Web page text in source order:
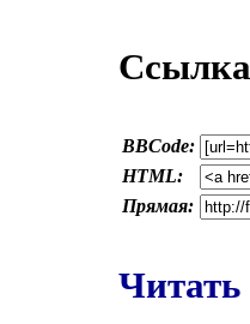
BBCode:
HTML:
Прямая: